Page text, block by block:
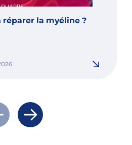
réparer la myéline ?
Actualité précédente
Actualité suivante